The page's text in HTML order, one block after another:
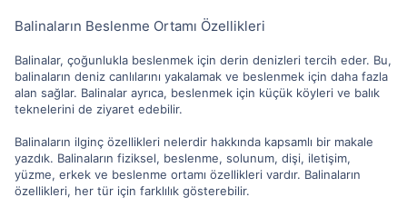
Balinaların Beslenme Ortamı Özellikleri
Balinalar, çoğunlukla beslenmek için derin denizleri tercih eder. Bu,
balinaların deniz canlılarını yakalamak ve beslenmek için daha fazla
alan sağlar. Balinalar ayrıca, beslenmek için küçük köyleri ve balık
teknelerini de ziyaret edebilir.
Balinaların ilginç özellikleri nelerdir hakkında kapsamlı bir makale
yazdık. Balinaların fiziksel, beslenme, solunum, dişi, iletişim,
yüzme, erkek ve beslenme ortamı özellikleri vardır. Balinaların
özellikleri, her tür için farklılık gösterebilir.